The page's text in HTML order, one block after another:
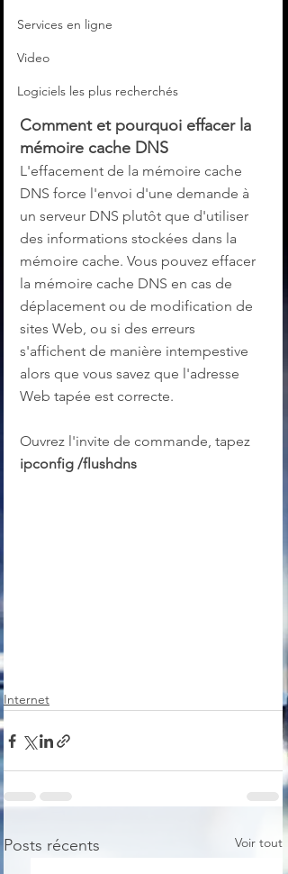
Services en ligne
Video
Logiciels les plus recherchés
Comment et pourquoi effacer la
mémoire cache DNS
L'effacement de la mémoire cache
DNS force l'envoi d'une demande à
un serveur DNS plutôt que d'utiliser
des informations stockées dans la
mémoire cache. Vous pouvez effacer
la mémoire cache DNS en cas de
déplacement ou de modification de
sites Web, ou si des erreurs
s'affichent de manière intempestive
alors que vous savez que l'adresse
Web tapée est correcte.
Ouvrez l'invite de commande, tapez
ipconfig /flushdns
Internet
Posts récents Voir tout